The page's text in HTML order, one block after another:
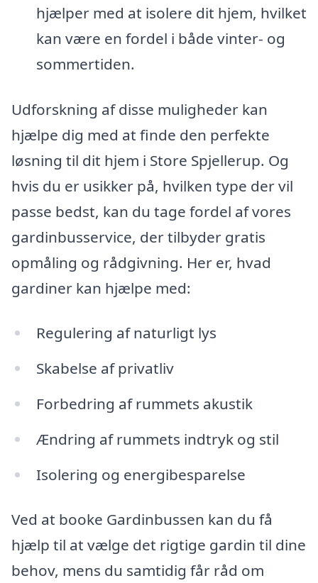
hjælper med at isolere dit hjem, hvilket
kan være en fordel i både vinter- og
sommertiden.
Udforskning af disse muligheder kan
hjælpe dig med at finde den perfekte
løsning til dit hjem i Store Spjellerup. Og
hvis du er usikker på, hvilken type der vil
passe bedst, kan du tage fordel af vores
gardinbusservice, der tilbyder gratis
opmåling og rådgivning. Her er, hvad
gardiner kan hjælpe med:
Regulering af naturligt lys
Skabelse af privatliv
Forbedring af rummets akustik
Ændring af rummets indtryk og stil
Isolering og energibesparelse
Ved at booke Gardinbussen kan du få
hjælp til at vælge det rigtige gardin til dine
behov, mens du samtidig får råd om